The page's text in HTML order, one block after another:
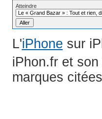
Atteindre
L'iPhone sur
iPhon.fr et
marques